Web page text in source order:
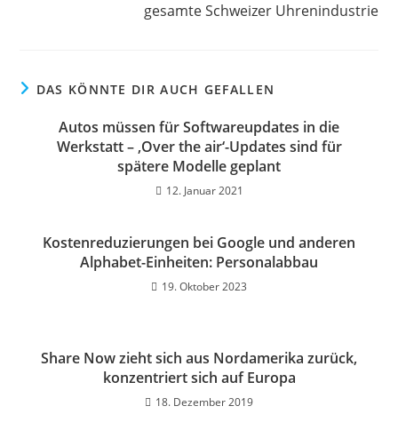
gesamte Schweizer Uhrenindustrie
DAS KÖNNTE DIR AUCH GEFALLEN
Autos müssen für Softwareupdates in die
Werkstatt – ‚Over the air‘-Updates sind für
spätere Modelle geplant
12. Januar 2021
Kostenreduzierungen bei Google und anderen
Alphabet-Einheiten: Personalabbau
19. Oktober 2023
Share Now zieht sich aus Nordamerika zurück,
konzentriert sich auf Europa
18. Dezember 2019